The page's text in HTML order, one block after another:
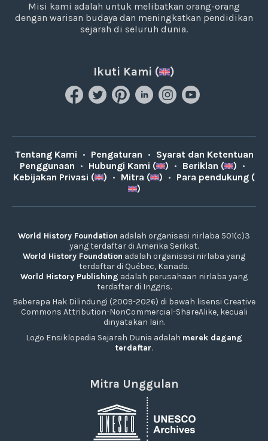
Misi kami adalah untuk melibatkan orang-orang
dengan warisan budaya dan meningkatkan pendidikan
sejarah di seluruh dunia.
Ikuti Kami ( )
Tentang Kami • Pengaturan • Syarat dan Ketentuan
Penggunaan • Hubungi Kami ( ) • Beriklan ( ) •
Kebijakan Privasi (
) • Mitra ( ) • Para pendukung (
)
World History Foundation adalah organisasi nirlaba 501(c)3
yang terdaftar di Amerika Serikat.
World History Foundation adalah organisasi nirlaba yang
terdaftar di Québec, Kanada.
World History Publishing adalah perusahaan nirlaba yang
terdaftar di Inggris.
Beberapa Hak Dilindungi (2009-2026) di bawah lisensi Creative
Commons Attribution-NonCommercial-ShareAlike, kecuali
dinyatakan lain.
Logo Ensiklopedia Sejarah Dunia adalah merek dagang
terdaftar.
Mitra Unggulan